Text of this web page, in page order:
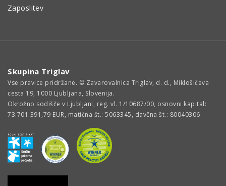
Zaposlitev
Skupina Triglav
Vse pravice pridržane. © Zavarovalnica Triglav, d. d., Miklošičeva
cesta 19, 1000 Ljubljana, Slovenija.
Okrožno sodišče v Ljubljani, reg. vl. 1/10687/00, osnovni kapital:
73.701.391,79 EUR, matična št.: 5063345, davčna št.: 80040306